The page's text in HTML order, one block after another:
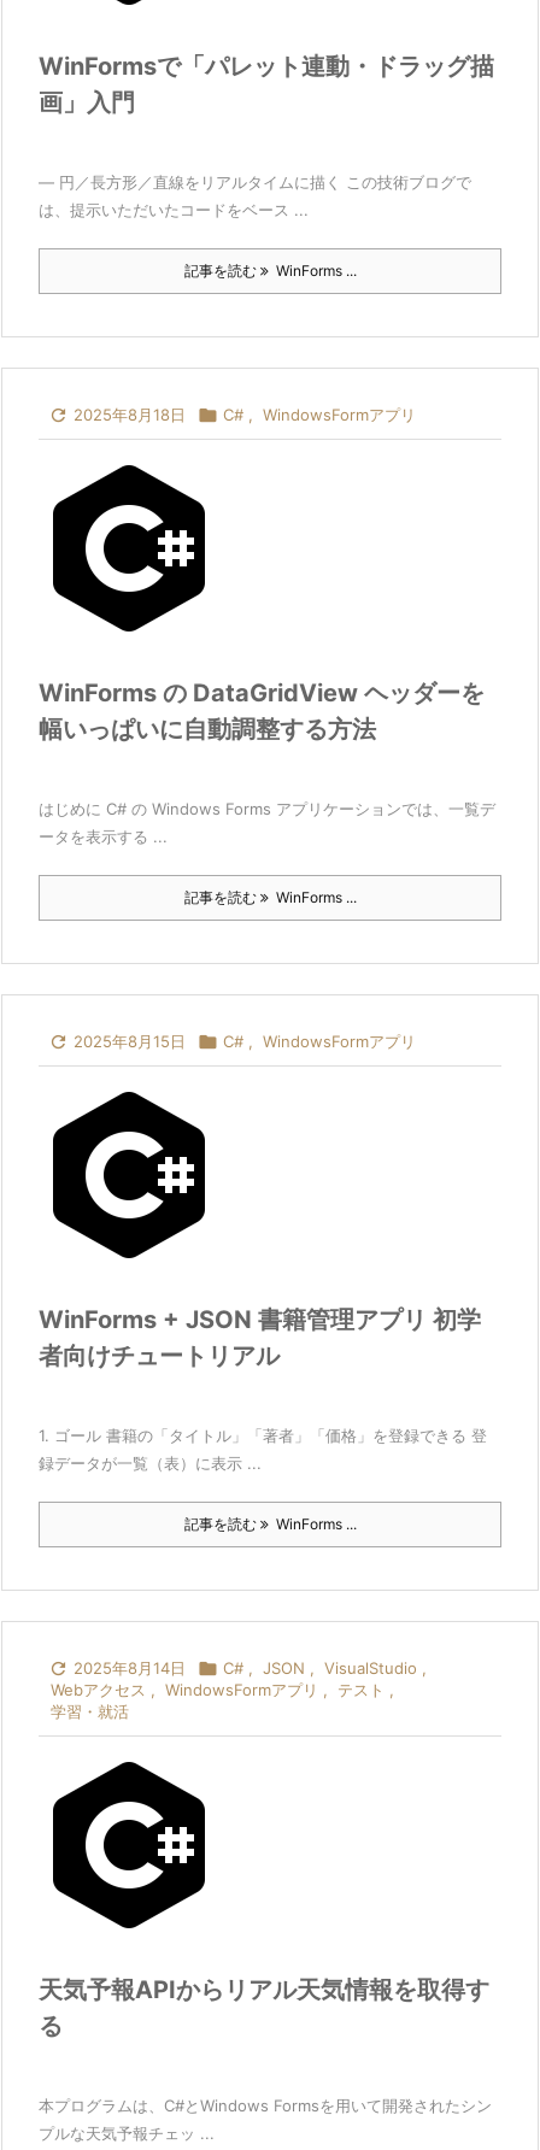
WinFormsで「パレット連動・ドラッグ描
画」入門
— 円／長方形／直線をリアルタイムに描く この技術ブログで
は、提示いただいたコードをベース ...
記事を読む WinForms ...
 2025年8月18日  C# , WindowsFormアプリ
WinForms の DataGridView ヘッダーを
幅いっぱいに自動調整する方法
はじめに C# の Windows Forms アプリケーションでは、一覧デ
ータを表示する ...
記事を読む WinForms ...
 2025年8月15日  C# , WindowsFormアプリ
WinForms + JSON 書籍管理アプリ 初学
者向けチュートリアル
1. ゴール 書籍の「タイトル」「著者」「価格」を登録できる 登
録データが一覧（表）に表示 ...
記事を読む WinForms ...
 2025年8月14日  C# , JSON , VisualStudio ,
Webアクセス , WindowsFormアプリ , テスト ,
学習・就活
天気予報APIからリアル天気情報を取得す
る
本プログラムは、C#とWindows Formsを用いて開発されたシン
プルな天気予報チェッ ...